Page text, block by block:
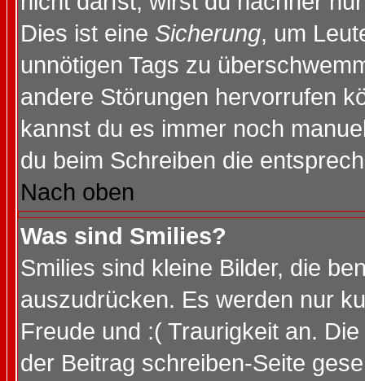
Dies ist eine Sicherung, um
unnötigen Tags zu
andere Störungen hervorrufen
kannst du es immer noch
du beim Schreiben die
Nach oben
Was sind Smilies?
Smilies sind kleine Bilder, die
auszudrücken. Es werden nur
Freude und :( Traurigkeit an.
der Beitrag schreiben-Seite